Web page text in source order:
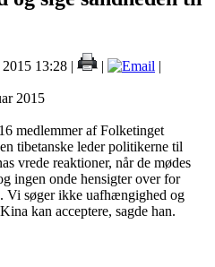
13:28 | |
|
2015
medlemmer af Folketinget
tibetanske leder politikerne til
vrede reaktioner, når de mødes
ingen onde hensigter over for
Vi søger ikke uafhængighed og
kan acceptere, sagde han.